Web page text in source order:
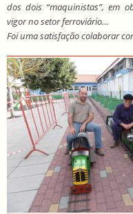
dos dois “maquinistas”, em
vigor no setor ferroviário…
Foi uma satisfação colaborar